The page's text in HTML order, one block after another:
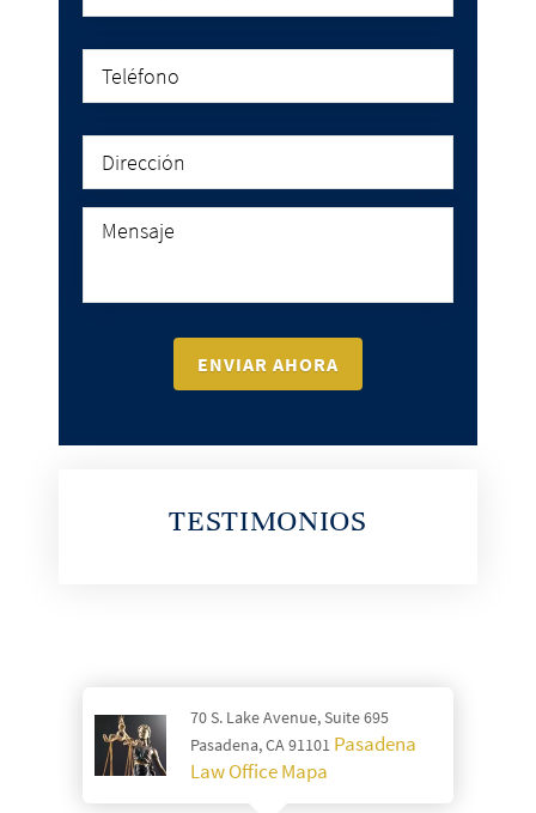
TESTIMONIOS
70 S. Lake Avenue, Suite 695
Pasadena, CA 91101 Pasadena
Law Office Mapa